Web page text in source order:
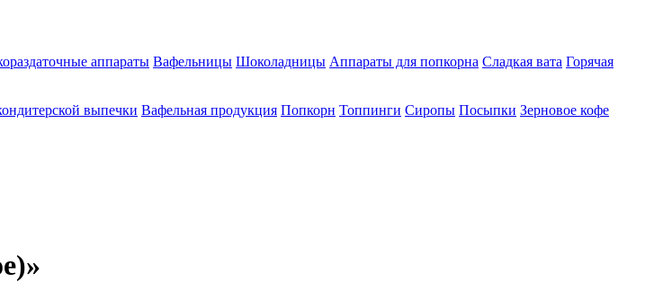
аппараты Вафельницы Шоколадницы Аппараты для попкорна Сладкая вата Горячая
выпечки Вафельная продукция Попкорн Топпинги Сиропы Посыпки Зерновое кофе